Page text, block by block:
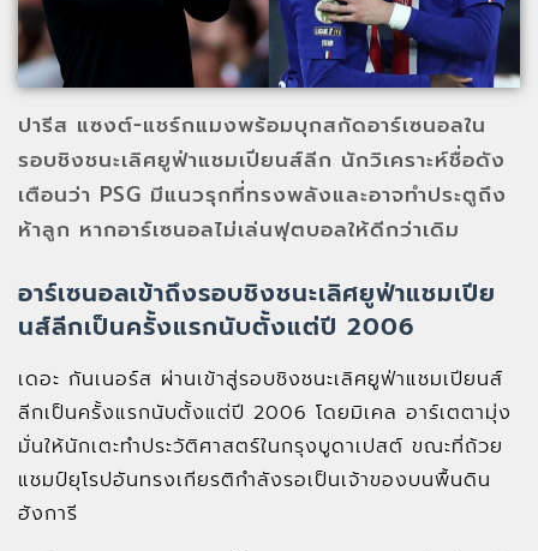
ปารีส แซงต์-แชร์กแมงพร้อมบุกสกัดอาร์เซนอลใน
รอบชิงชนะเลิศยูฟ่าแชมเปียนส์ลีก นักวิเคราะห์ชื่อดัง
เตือนว่า PSG มีแนวรุกที่ทรงพลังและอาจทำประตูถึง
ห้าลูก หากอาร์เซนอลไม่เล่นฟุตบอลให้ดีกว่าเดิม
อาร์เซนอลเข้าถึงรอบชิงชนะเลิศยูฟ่าแชมเปีย
นส์ลีกเป็นครั้งแรกนับตั้งแต่ปี 2006
เดอะ กันเนอร์ส ผ่านเข้าสู่รอบชิงชนะเลิศยูฟ่าแชมเปียนส์
ลีกเป็นครั้งแรกนับตั้งแต่ปี 2006 โดยมิเคล อาร์เตตามุ่ง
มั่นให้นักเตะทำประวัติศาสตร์ในกรุงบูดาเปสต์ ขณะที่ถ้วย
แชมป์ยุโรปอันทรงเกียรติกำลังรอเป็นเจ้าของบนพื้นดิน
ฮังการี